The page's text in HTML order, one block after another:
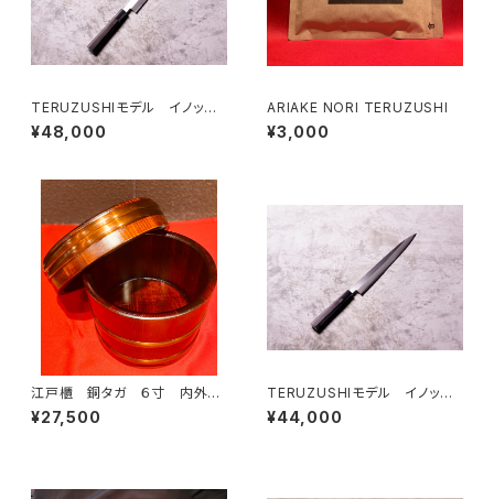
TERUZUSHIモデル イノック
ス正夫 黒檀柄 300
¥48,000
ARIAKE NORI TERUZUSHI
¥3,000
江戸櫃 銅タガ ６寸 内外摺
漆[箱付]
¥27,500
TERUZUSHIモデル イノック
ス正夫 黒檀柄 270
¥44,000